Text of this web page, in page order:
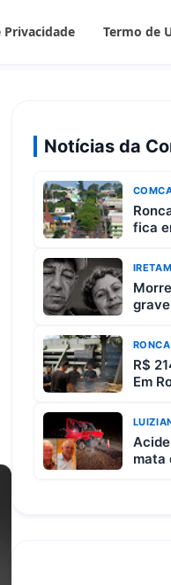
Privacidade Termo de
Notícias da
fica
R$
Em
3
mata